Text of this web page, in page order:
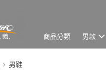
商品分類 男款
男鞋